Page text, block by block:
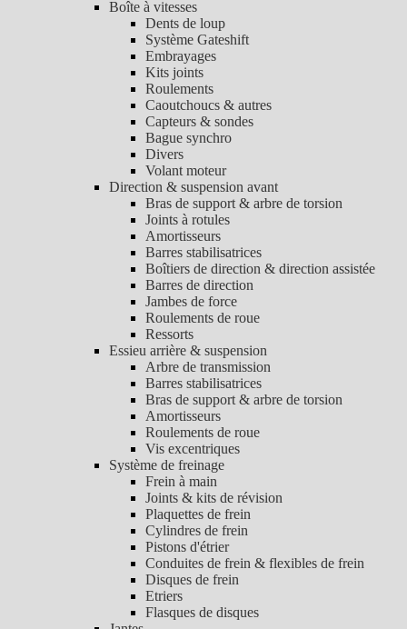
Boîte à vitesses
Dents de loup
Système Gateshift
Embrayages
Kits joints
Roulements
Caoutchoucs & autres
Capteurs & sondes
Bague synchro
Divers
Volant moteur
Direction & suspension avant
Bras de support & arbre de torsion
Joints à rotules
Amortisseurs
Barres stabilisatrices
Boîtiers de direction & direction assistée
Barres de direction
Jambes de force
Roulements de roue
Ressorts
Essieu arrière & suspension
Arbre de transmission
Barres stabilisatrices
Bras de support & arbre de torsion
Amortisseurs
Roulements de roue
Vis excentriques
Système de freinage
Frein à main
Joints & kits de révision
Plaquettes de frein
Cylindres de frein
Pistons d'étrier
Conduites de frein & flexibles de frein
Disques de frein
Etriers
Flasques de disques